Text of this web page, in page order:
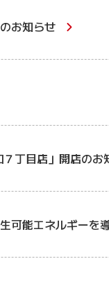
お知らせ
丁目店」開店のお
可能エネルギーを